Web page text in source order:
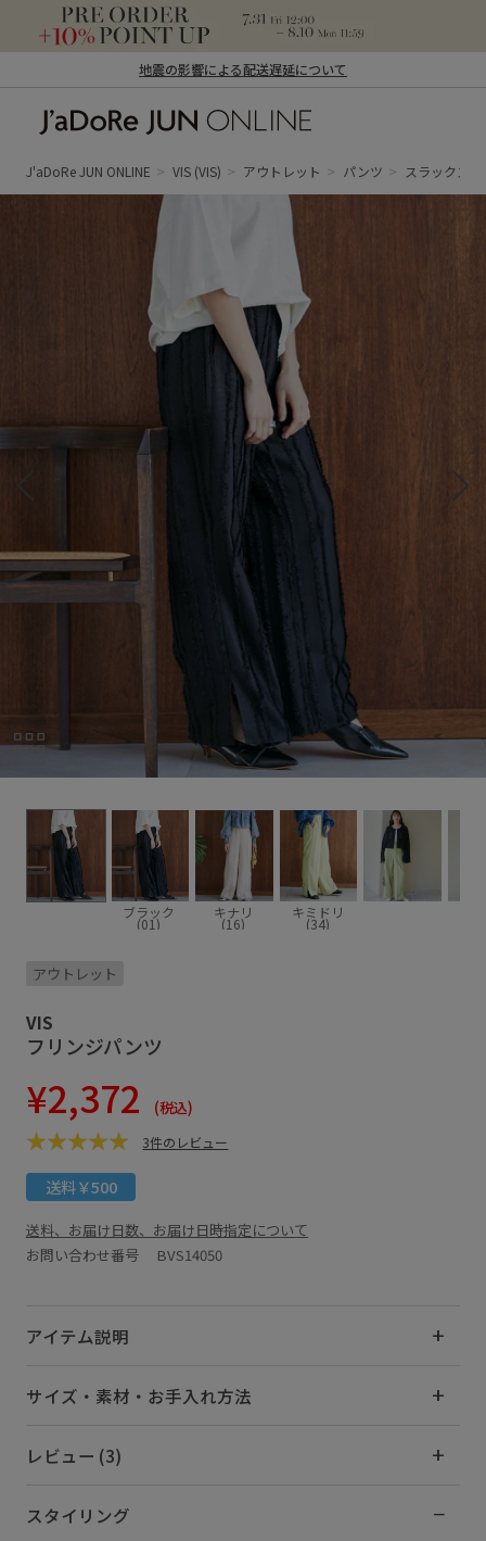
地震の影響による配送遅延について
ン オンライン）
J'aDoRe JUN ONLINE VIS (VIS) アウトレット パンツ スラックス
ブラック
(01)
キナリ
(16)
キミドリ
(34)
アウトレット
VIS
フリンジパンツ
¥2,372 (税込)
3件のレビュー
送料￥500
送料、お届け日数、お届け日時指定について
お問い合わせ番号 BVS14050
アイテム説明
サイズ・素材・お手入れ方法
レビュー (3)
スタイリング